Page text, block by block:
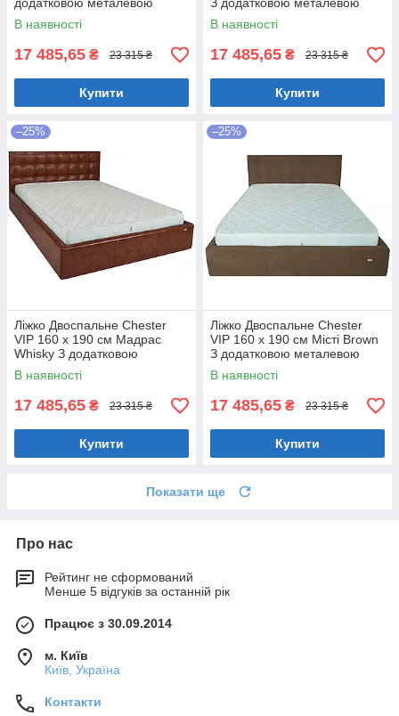
додатковою металевою
цільнозварною рамою C1
Білий
В наявності
17 485,65 ₴ 23 315 ₴
Купити
З додатковою металевою
цільнозварною рамою Білий
В наявності
17 485,65 ₴ 23 315 ₴
Купити
–25%
Ліжко Двоспальне Chester
VIP 160 х 190 см Мадрас
Whisky З додатковою
металевою цільнозварною
рамою Коричневий
В наявності
17 485,65 ₴ 23 315 ₴
Купити
–25%
Ліжко Двоспальне Chester
VIP 160 х 190 см Місті Brown
З додатковою металевою
цільнозварною рамою
Коричневий
В наявності
17 485,65 ₴ 23 315 ₴
Купити
Показати ще
Про нас
Рейтинг не сформований
Менше 5 відгуків за останній рік
Працює з 30.09.2014
м. Київ
Київ, Україна
Контакти